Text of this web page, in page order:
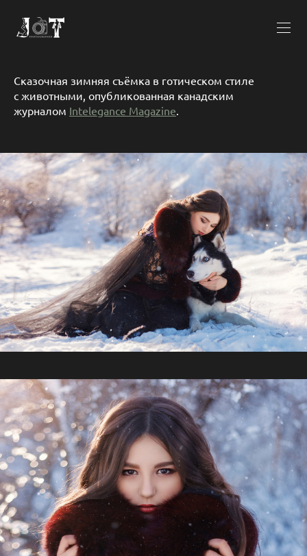
Сказочная зимняя съёмка в готическом стиле
с животными, опубликованная канадским
журналом Intelegance Magazine